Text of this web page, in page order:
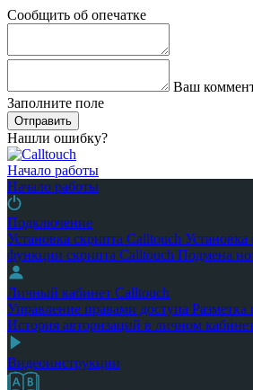
Сообщить об опечатке
Ваш
Заполните поле
Отправить
Нашли ошибку?
Начало работы
Начало работы
Подключение
Установка скрипта Calltouch Установка
функции скрипта Calltouch Подмена
Личный кабинет Calltouch
Управление правами доступа Разметка
История авторизаций в личном
Видеоинструкции